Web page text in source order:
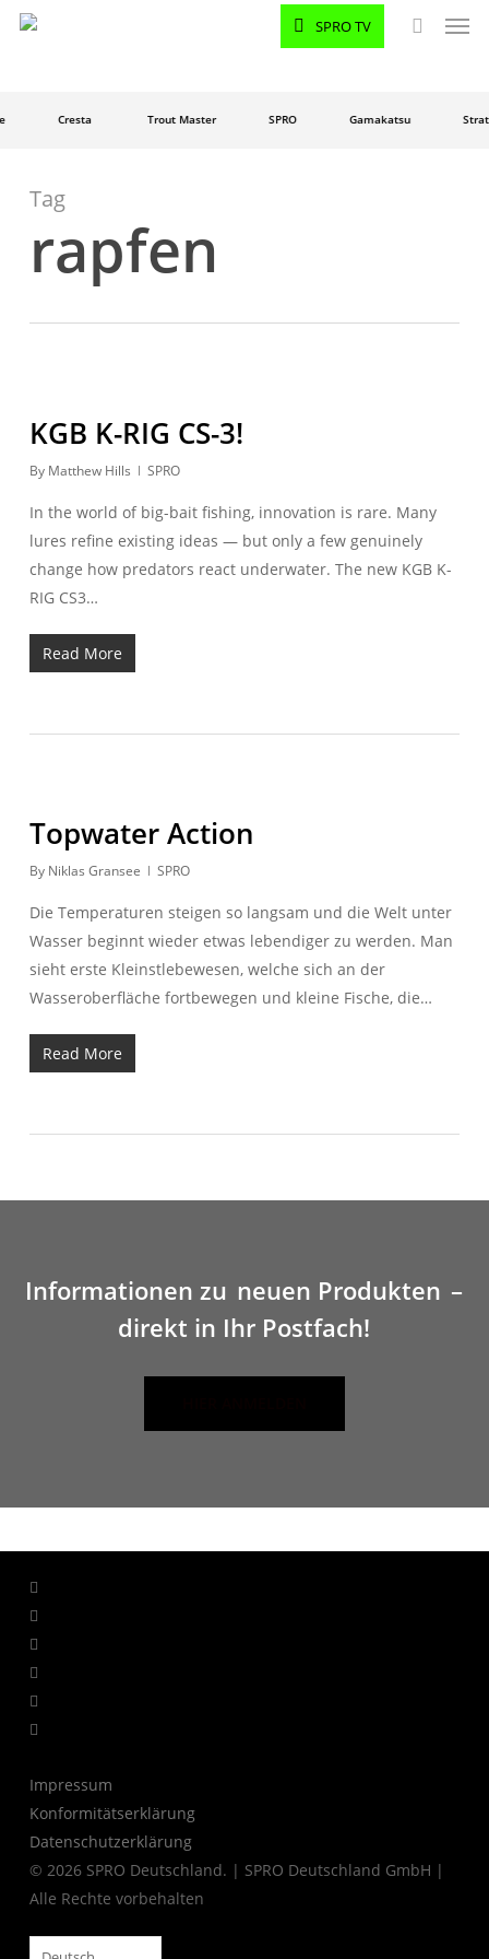
Skip
SPRO TV
Cresta Trout Master SPRO Gamakatsu
Tag
rapfen
KGB K-RIG CS-3!
By Matthew Hills SPRO
In the world of big-bait fishing, innovation is rare. Many
lures refine existing ideas — but only a few genuinely
change how predators react underwater. The new KGB K-
RIG CS3…
Read More
Topwater Action
By Niklas Gransee SPRO
Die Temperaturen steigen so langsam und die Welt unter
Wasser beginnt wieder etwas lebendiger zu werden. Man
sieht erste Kleinstlebewesen, welche sich an der
Wasseroberfläche fortbewegen und kleine Fische, die…
Read More
Informationen zu neuen Produkten –
direkt in Ihr Postfach!
facebook
linkedin
youtube
instagram
whatsapp
tiktok
Impressum
Konformitätserklärung
Datenschutzerklärung
© 2026 SPRO Deutschland. | SPRO Deutschland GmbH |
Alle Rechte vorbehalten